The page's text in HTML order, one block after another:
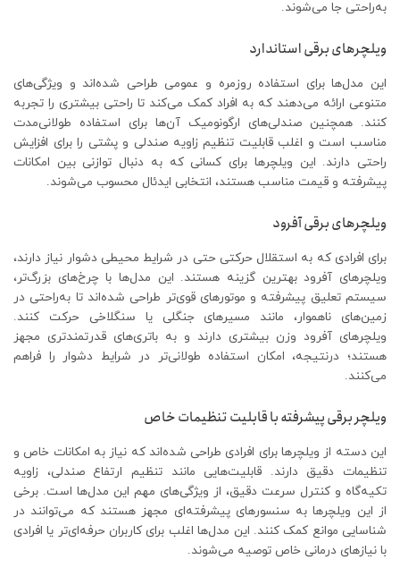
به‌راحتی جا می‌شوند.
ویلچرهای برقی استاندارد
این مدل‌ها برای استفاده روزمره و عمومی طراحی شده‌اند و ویژگی‌های
متنوعی ارائه می‌دهند که به افراد کمک می‌کند تا راحتی بیشتری را تجربه
کنند. همچنین صندلی‌های ارگونومیک آن‌ها برای استفاده طولانی‌مدت
مناسب است و اغلب قابلیت تنظیم زاویه صندلی و پشتی را برای افزایش
راحتی دارند. این ویلچرها برای کسانی که به دنبال توازنی بین امکانات
پیشرفته و قیمت مناسب هستند، انتخابی ایدئال محسوب می‌شوند.
ویلچرهای برقی آفرود
برای افرادی که به استقلال حرکتی حتی در شرایط محیطی دشوار نیاز دارند،
ویلچرهای آفرود بهترین گزینه هستند. این مدل‌ها با چرخ‌های بزرگ‌تر،
سیستم تعلیق پیشرفته و موتورهای قوی‌تر طراحی شده‌اند تا به‌راحتی در
زمین‌های ناهموار، مانند مسیرهای جنگلی یا سنگلاخی حرکت کنند.
ویلچرهای آفرود وزن بیشتری دارند و به باتری‌های قدرتمندتری مجهز
هستند؛ در‌نتیجه، امکان استفاده طولانی‌تر در شرایط دشوار را فراهم
می‌کنند.
ویلچر برقی پیشرفته با قابلیت تنظیمات خاص
این دسته از ویلچرها برای افرادی طراحی شده‌اند که نیاز به امکانات خاص و
تنظیمات دقیق دارند. قابلیت‌هایی مانند تنظیم ارتفاع صندلی، زاویه
تکیه‌گاه و کنترل سرعت دقیق، از ویژگی‌های مهم این مدل‌ها است. برخی
از این ویلچرها به سنسورهای پیشرفته‌ای مجهز هستند که می‌توانند در
شناسایی موانع کمک کنند. این مدل‌ها اغلب برای کاربران حرفه‌ای‌تر یا افرادی
با نیازهای درمانی خاص توصیه می‌شوند.